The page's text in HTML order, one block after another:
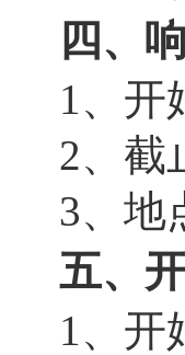
四、
1、 开
2、截
3、地
五、
1、 开